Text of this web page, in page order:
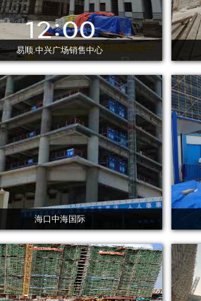
易顺.中兴广场销售中心
海口中海国际